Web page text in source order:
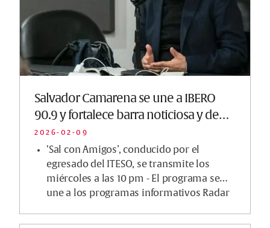
Salvador Camarena se une a IBERO
90.9 y fortalece barra noticiosa y de
opinión
2026-02-09
‘Sal con Amigos’, conducido por el
egresado del ITESO, se transmite los
miércoles a las 10 pm - El programa se
une a los programas informativos Radar